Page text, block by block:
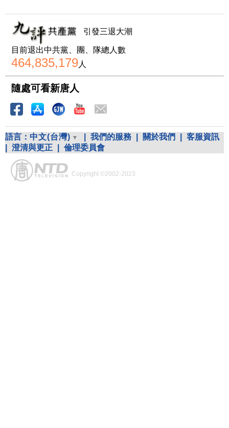
引發三退大潮
目前退出中共黨、團、隊總人數
464,835,179人
隨處可看新唐人
語言： 中文(台灣) 我們的服務 關於我們
客服資訊
澄清與更正 倫理委員會
Copyright ©2002-2023